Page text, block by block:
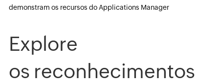
demonstram os recursos do Applications Manager
Explore
os reconhecimentos